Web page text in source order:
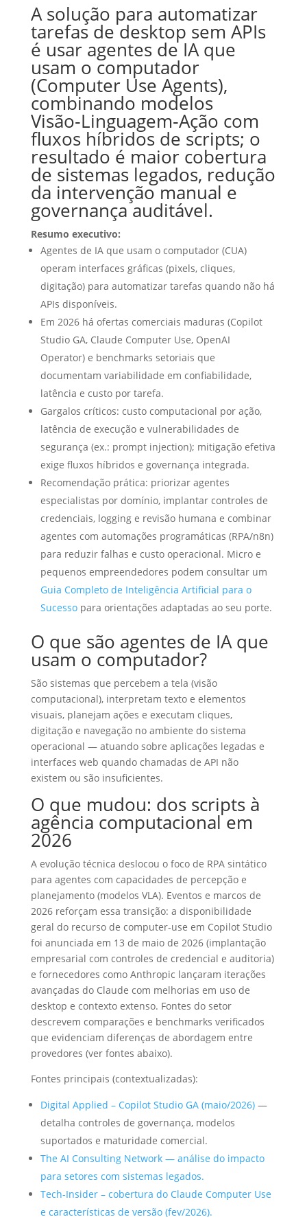
A solução para automatizar
tarefas de desktop sem APIs
é usar agentes de IA que
usam o computador
(Computer Use Agents),
combinando modelos
Visão‑Linguagem‑Ação com
fluxos híbridos de scripts; o
resultado é maior cobertura
de sistemas legados, redução
da intervenção manual e
governança auditável.
Resumo executivo:
Agentes de IA que usam o computador (CUA)
operam interfaces gráficas (pixels, cliques,
digitação) para automatizar tarefas quando não há
APIs disponíveis.
Em 2026 há ofertas comerciais maduras (Copilot
Studio GA, Claude Computer Use, OpenAI
Operator) e benchmarks setoriais que
documentam variabilidade em confiabilidade,
latência e custo por tarefa.
Gargalos críticos: custo computacional por ação,
latência de execução e vulnerabilidades de
segurança (ex.: prompt injection); mitigação efetiva
exige fluxos híbridos e governança integrada.
Recomendação prática: priorizar agentes
especialistas por domínio, implantar controles de
credenciais, logging e revisão humana e combinar
agentes com automações programáticas (RPA/n8n)
para reduzir falhas e custo operacional. Micro e
pequenos empreendedores podem consultar um
Guia Completo de Inteligência Artificial para o
Sucessopara orientações adaptadas ao seu porte.
O que são agentes de IA que
usam o computador?
São sistemas que percebem a tela (visão
computacional), interpretam texto e elementos
visuais, planejam ações e executam cliques,
digitação e navegação no ambiente do sistema
operacional — atuando sobre aplicações legadas e
interfaces web quando chamadas de API não
existem ou são insuficientes.
O que mudou: dos scripts à
agência computacional em
2026
A evolução técnica deslocou o foco de RPA sintático
para agentes com capacidades de percepção e
planejamento (modelos VLA). Eventos e marcos de
2026 reforçam essa transição: a disponibilidade
geral do recurso de computer‑use em Copilot Studio
foi anunciada em 13 de maio de 2026 (implantação
empresarial com controles de credencial e auditoria)
e fornecedores como Anthropic lançaram iterações
avançadas do Claude com melhorias em uso de
desktop e contexto extenso. Fontes do setor
descrevem comparações e benchmarks verificados
que evidenciam diferenças de abordagem entre
provedores (ver fontes abaixo).
Fontes principais (contextualizadas):
Digital Applied – Copilot Studio GA (maio/2026)—
detalha controles de governança, modelos
suportados e maturidade comercial.
The AI Consulting Network — análise do impacto
para setores com sistemas legados.
Tech‑Insider – cobertura do Claude Computer Use
e características de versão (fev/2026).